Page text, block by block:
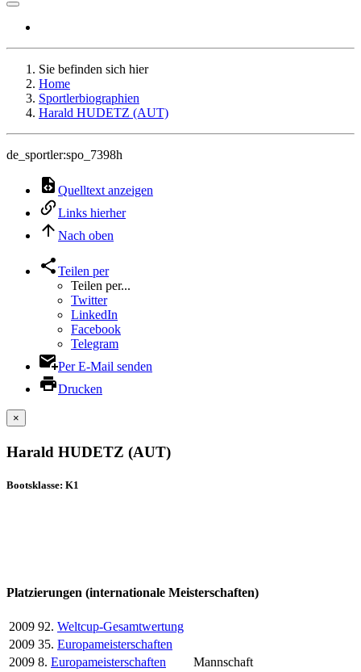
Sie befinden sich hier
Home
Sportlerbiographien
Harald HUDETZ (AUT)
de_sportler:spo_7398h
Quelltext anzeigen
Links hierher
Nach oben
Teilen per
Teilen per...
Twitter
LinkedIn
Facebook
Telegram
Per E-Mail senden
Drucken
×
Harald HUDETZ (AUT)
Bootsklasse: K1
Platzierungen (internationale Meisterschaften)
2009 92. Weltcup-Gesamtwertung
2009 35. Europameisterschaften
2009 8. Europameisterschaften
Mannschaft